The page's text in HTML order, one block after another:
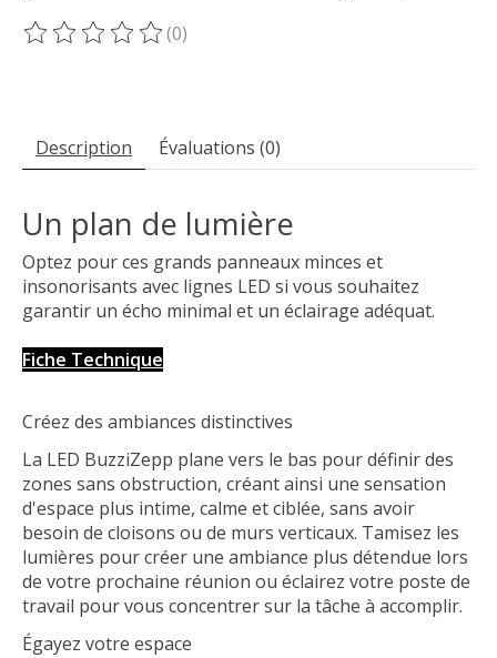
Ce produit est évalué à
(0)
Description Évaluations (0)
Un plan de lumière
Optez pour ces grands panneaux minces et
insonorisants avec lignes LED si vous souhaitez
garantir un écho minimal et un éclairage adéquat.
Fiche Technique
Créez des ambiances distinctives
La LED BuzziZepp plane vers le bas pour définir des
zones sans obstruction, créant ainsi une sensation
d'espace plus intime, calme et ciblée, sans avoir
besoin de cloisons ou de murs verticaux. Tamisez les
lumières pour créer une ambiance plus détendue lors
de votre prochaine réunion ou éclairez votre poste de
travail pour vous concentrer sur la tâche à accomplir.
Égayez votre espace